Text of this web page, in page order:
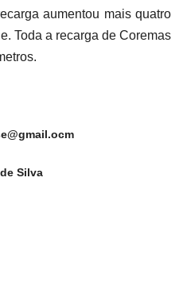
aumentou mais quatro
Toda a recarga de Coremas
Silva